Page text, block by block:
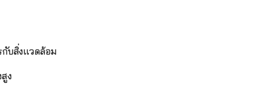
บสิ่งแวดล้อม
ง